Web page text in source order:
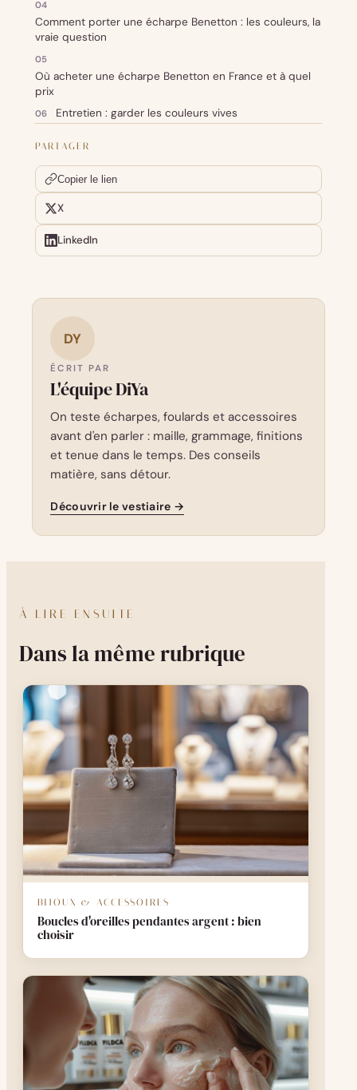
Comment porter une écharpe Benetton : les couleurs, la
vraie question
Où acheter une écharpe Benetton en France et à quel
prix
Entretien : garder les couleurs vives
PARTAGER
Copier le lien
X
LinkedIn
DY
ÉCRIT PAR
L'équipe DiYa
On teste écharpes, foulards et accessoires
avant d'en parler : maille, grammage, finitions
et tenue dans le temps. Des conseils
matière, sans détour.
Découvrir le vestiaire →
À LIRE ENSUITE
Dans la même rubrique
BIJOUX & ACCESSOIRES
Boucles d'oreilles pendantes argent : bien
choisir